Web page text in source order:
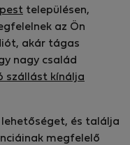
településen,
az Ön
akár tágas
nagy család
szállást kínálja
és találja
megfelelő